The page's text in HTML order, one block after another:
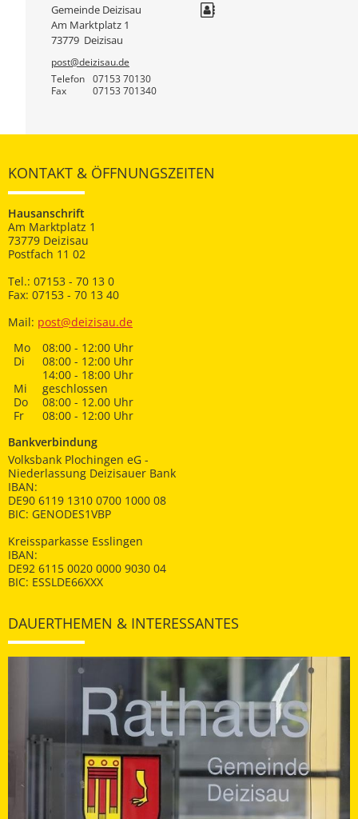
Gemeinde Deizisau
Am Marktplatz 1
73779 Deizisau
post@deizisau.de
Telefon
07153 70130
Fax 07153 701340
KONTAKT & ÖFFNUNGSZEITEN
Hausanschrift
Am Marktplatz 1
73779 Deizisau
Postfach 11 02
Tel.: 07153 - 70 13 0
Fax: 07153 - 70 13 40
Mail: post@deizisau.de
Mo
08:00 - 12:00 Uhr
Di
08:00 - 12:00 Uhr
14:00 - 18:00 Uhr
Mi
geschlossen
Do
08:00 - 12.00 Uhr
Fr
08:00 - 12:00 Uhr
Bankverbindung
Volksbank Plochingen eG -
Niederlassung Deizisauer Bank
IBAN:
DE90 6119 1310 0700 1000 08
BIC: GENODES1VBP
Kreissparkasse Esslingen
IBAN:
DE92 6115 0020 0000 9030 04
BIC: ESSLDE66XXX
DAUERTHEMEN & INTERESSANTES